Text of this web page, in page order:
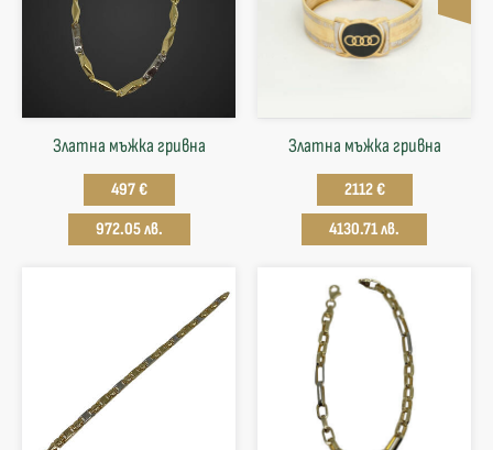
Златна мъжка гривна
497 €
972.05 лв.
Златна мъжка гривна
2112 €
4130.71 лв.